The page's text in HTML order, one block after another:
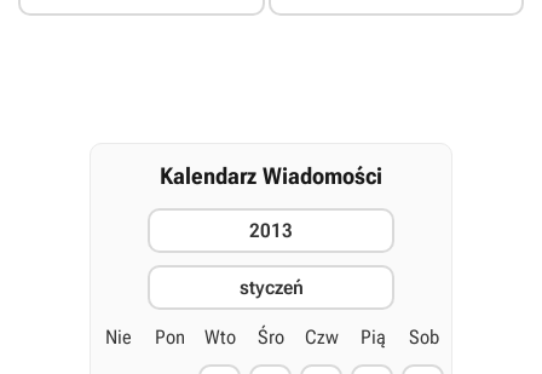
Kalendarz Wiadomości
2013
styczeń
Nie Pon Wto Śro Czw Pią Sob